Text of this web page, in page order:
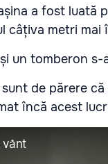
a fost luată
câțiva metri mai
un tomberon
de părere
încă acest